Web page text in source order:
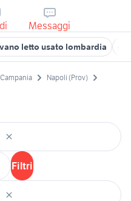
Messaggi
letto usato lombardia
Campania
Napoli (Prov)
Filtri